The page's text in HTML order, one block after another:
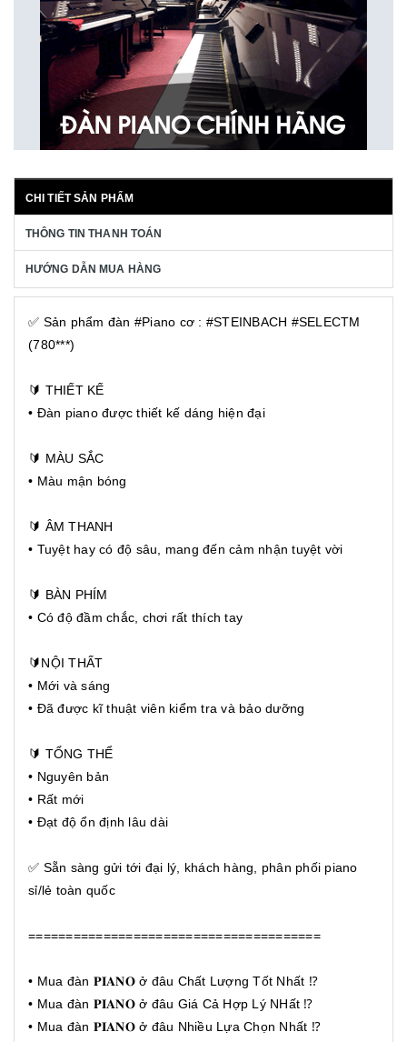
CHI TIẾT SẢN PHẨM
THÔNG TIN THANH TOÁN
HƯỚNG DẪN MUA HÀNG
✅ Sản phẩm đàn #Piano cơ : #STEINBACH #SELECTM
(780***)
🔰 THIẾT KẾ
• Đàn piano được thiết kế dáng hiện đại
🔰 MÀU SẮC
• Màu mận bóng
🔰 ÂM THANH
• Tuyệt hay có độ sâu, mang đến cảm nhận tuyệt vời
🔰 BÀN PHÍM
• Có độ đầm chắc, chơi rất thích tay
🔰NỘI THẤT
• Mới và sáng
• Đã được kĩ thuật viên kiểm tra và bảo dưỡng
🔰 TỔNG THỂ
• Nguyên bản
• Rất mới
• Đạt độ ổn định lâu dài
✅ Sẵn sàng gửi tới đại lý, khách hàng, phân phối piano
sỉ/lẻ toàn quốc
=======================================
• Mua đàn 𝐏𝐈𝐀𝐍𝐎 ở đâu Chất Lượng Tốt Nhất ⁉️
• Mua đàn 𝐏𝐈𝐀𝐍𝐎 ở đâu Giá Cả Hợp Lý NHất ⁉️
• Mua đàn 𝐏𝐈𝐀𝐍𝐎 ở đâu Nhiều Lựa Chọn Nhất ⁉️